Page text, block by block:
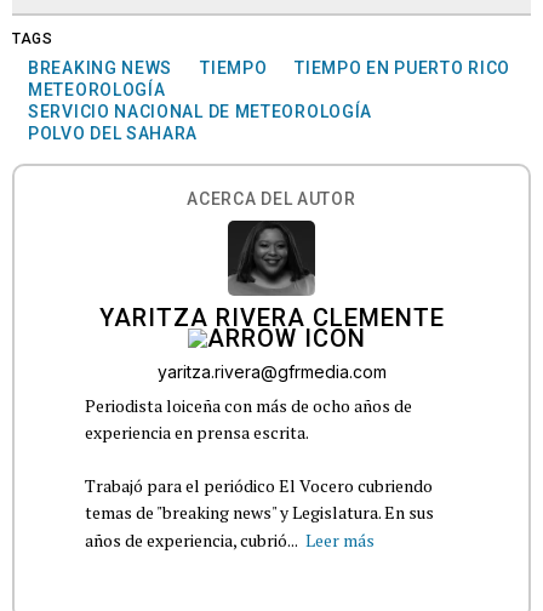
TAGS
BREAKING NEWS TIEMPO
TIEMPO EN PUERTO RICO
METEOROLOGÍA
SERVICIO NACIONAL DE METEOROLOGÍA
POLVO DEL SAHARA
ACERCA DEL AUTOR
YARITZA RIVERA CLEMENTE
yaritza.rivera@gfrmedia.com
Periodista loiceña con más de ocho años de
experiencia en prensa escrita.
Trabajó para el periódico El Vocero cubriendo
temas de "breaking news" y Legislatura. En sus
años de experiencia, cubrió... Leer más